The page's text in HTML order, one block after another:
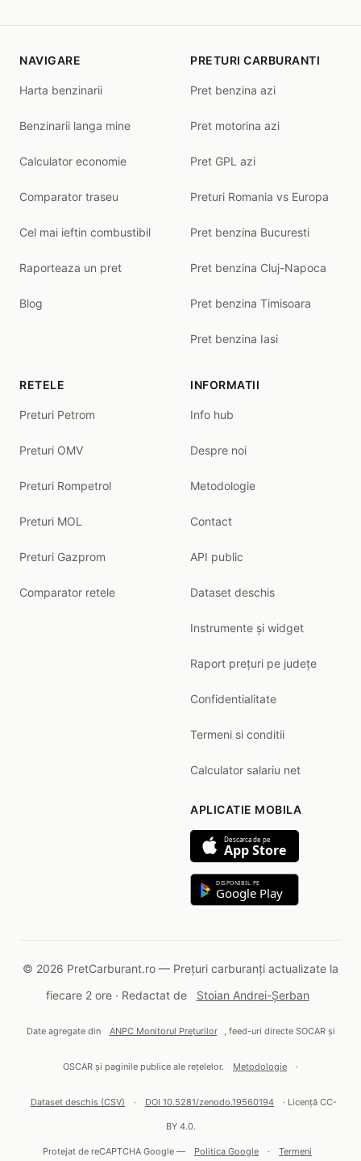
NAVIGARE
Harta benzinarii
Benzinarii langa mine
Calculator economie
Comparator traseu
Cel mai ieftin combustibil
Raporteaza un pret
Blog
PRETURI CARBURANTI
Pret benzina azi
Pret motorina azi
Pret GPL azi
Preturi Romania vs Europa
Pret benzina Bucuresti
Pret benzina Cluj-Napoca
Pret benzina Timisoara
Pret benzina Iasi
RETELE
Preturi Petrom
Preturi OMV
Preturi Rompetrol
Preturi MOL
Preturi Gazprom
Comparator retele
INFORMATII
Info hub
Despre noi
Metodologie
Contact
API public
Dataset deschis
Instrumente și widget
Raport prețuri pe județe
Confidentialitate
Termeni si conditii
Calculator salariu net
APLICATIE MOBILA
Descarca de pe
App Store
DISPONIBIL PE
Google Play
© 2026 PretCarburant.ro — Prețuri carburanți actualizate la
fiecare 2 ore · Redactat de
Stoian Andrei-Șerban
Date agregate din ANPC Monitorul Prețurilor , feed-uri directe SOCAR și
OSCAR și paginile publice ale rețelelor. Metodologie ·
Dataset deschis (CSV) · DOI 10.5281/zenodo.19560194 · Licență CC-
BY 4.0.
Protejat de reCAPTCHA Google — Politica Google · Termeni